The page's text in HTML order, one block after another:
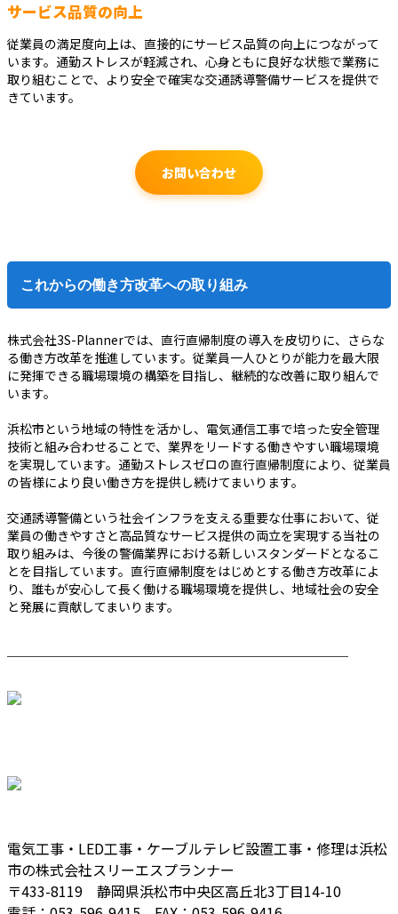
サービス品質の向上
従業員の満足度向上は、直接的にサービス品質の向上につながって
います。通勤ストレスが軽減され、心身ともに良好な状態で業務に
取り組むことで、より安全で確実な交通誘導警備サービスを提供で
きています。
お問い合わせ
これからの働き方改革への取り組み
株式会社3S-Plannerでは、直行直帰制度の導入を皮切りに、さらな
る働き方改革を推進しています。従業員一人ひとりが能力を最大限
に発揮できる職場環境の構築を目指し、継続的な改善に取り組んで
います。
浜松市という地域の特性を活かし、電気通信工事で培った安全管理
技術と組み合わせることで、業界をリードする働きやすい職場環境
を実現しています。通勤ストレスゼロの直行直帰制度により、従業員
の皆様により良い働き方を提供し続けてまいります。
交通誘導警備という社会インフラを支える重要な仕事において、従
業員の働きやすさと高品質なサービス提供の両立を実現する当社の
取り組みは、今後の警備業界における新しいスタンダードとなるこ
とを目指しています。直行直帰制度をはじめとする働き方改革によ
り、誰もが安心して長く働ける職場環境を提供し、地域社会の安全
と発展に貢献してまいります。
────────────────────────
電気工事・LED工事・ケーブルテレビ設置工事・修理は浜松
市の株式会社スリーエスプランナー
〒433-8119 静岡県浜松市中央区高丘北3丁目14-10